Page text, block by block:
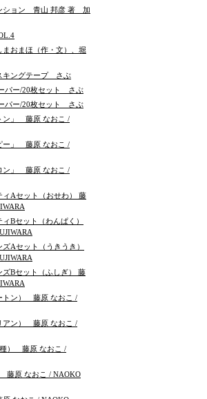
ション 青山 邦彦 著 加
おまほ（作・文）、堀
キングテープ さぶ
パー/20枚セット さぶ
パー/20枚セット さぶ
ン」 藤原 なおこ /
ー」 藤原 なおこ /
ン」 藤原 なおこ /
Aセット（おせわ） 藤
Bセット（わんぱく）
Aセット（うきうき）
Bセット（ふしぎ） 藤
トン） 藤原 なおこ /
アン） 藤原 なおこ /
種） 藤原 なおこ /
藤原 なおこ / NAOKO